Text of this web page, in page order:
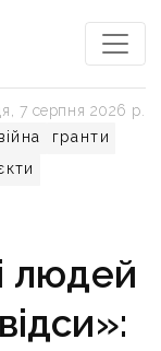
гранти
7 серпня 2026 р.
людей